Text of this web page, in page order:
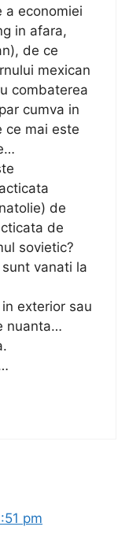
a economiei
in afara,
de ce
mexican
combaterea
cumva in
ce mai este
de
de
sovietic?
vanati la
exterior sau
nuanta…
pm